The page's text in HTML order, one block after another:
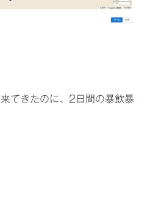
てきたのに、2日間の暴飲暴